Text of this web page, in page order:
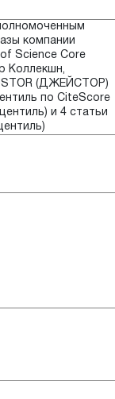
компании
Science Core
Коллекшн,
JSTOR (ДЖЕЙСТОР)
по CiteScore
и 4 статьи